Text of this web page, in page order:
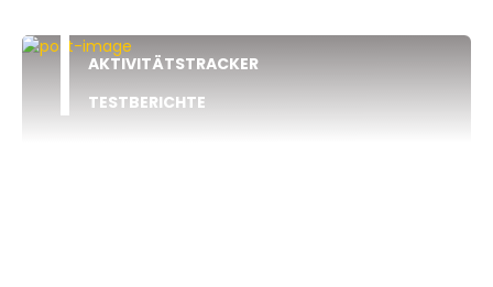
AKTIVITÄTSTRACKER
TESTBERICHTE